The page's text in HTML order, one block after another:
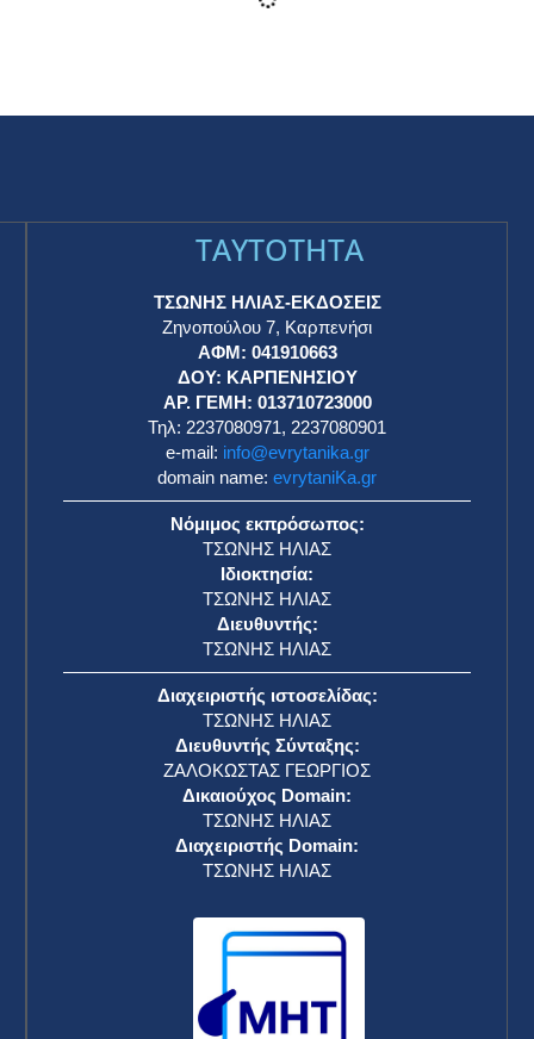
Περιβάλλον ο Δήμος Καρπενησίου – Οι
πολύχρωμες δράσεις στις πλατείες
(ΒΙΝΤΕΟ+ΦΩΤΟ)
6 Ιουνίου 2025
Κασσελάκης: Αποσύρει τη στήριξη στην
πρόταση ΣΥΡΙΖΑ για τα Τέμπη και συντάσσεται
με την Καρυστιανού